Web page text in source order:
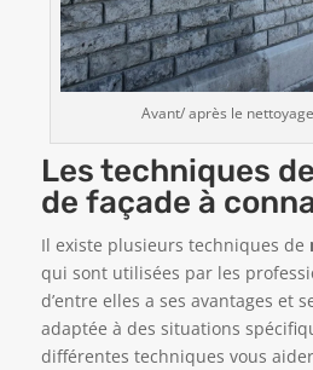
Avant/ après le
Les techniques
de façade à
Il existe plusieurs techniques de
qui sont utilisées par les
d’entre elles a ses avantages et
adaptée à des situations
différentes techniques vous